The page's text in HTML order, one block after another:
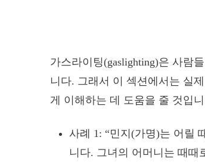
가스라이팅(gaslighting)은 사람
니다. 그래서 이 섹션에서는 실
게 이해하는 데 도움을 줄 것입
사례 1: “민지(가명)는 어릴
니다. 그녀의 어머니는 때때